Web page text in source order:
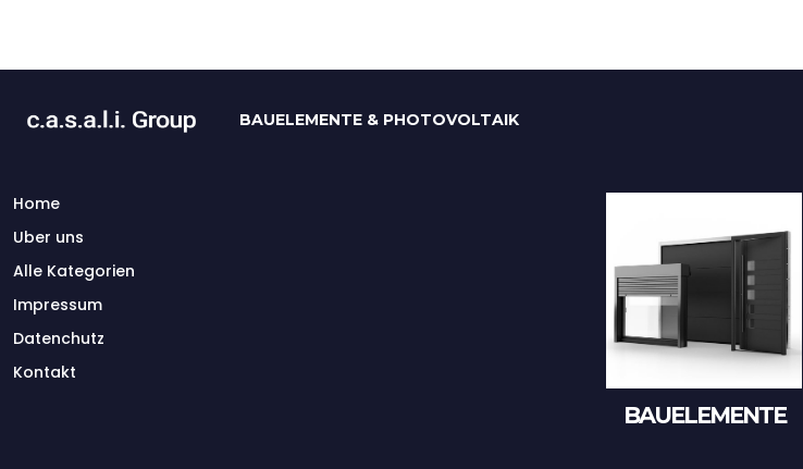
BAUELEMENTE & PHOTOVOLTAIK
Home
Uber uns
Alle Kategorien
Impressum
Datenchutz
Kontakt
BAUELEMENTE